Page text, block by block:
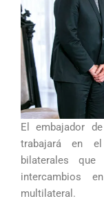
El embajador
trabajará en
bilaterales
intercambios
multilateral.